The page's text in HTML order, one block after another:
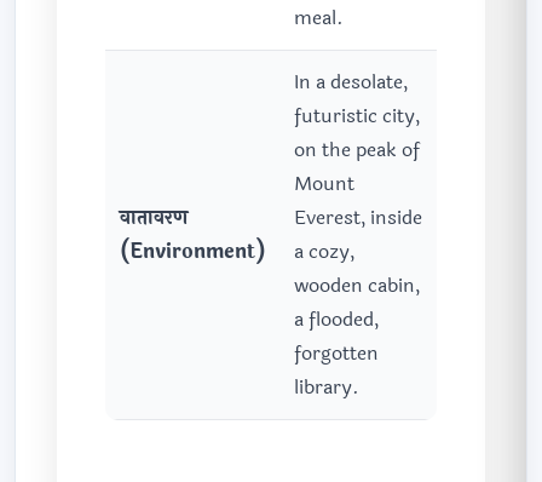
meal.
वातावरण
(Environment)
In a desolate,
futuristic city,
on the peak of
Mount
Everest, inside
a cozy,
wooden cabin,
a flooded,
forgotten
library.